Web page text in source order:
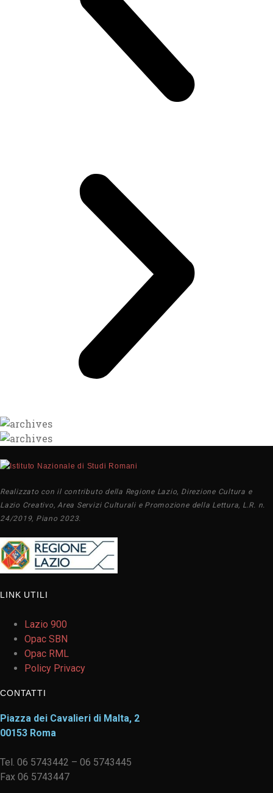
Realizzato con il contributo della Regione Lazio, Direzione Cultura e
Lazio Creativo, Area Servizi Culturali e Promozione della Lettura, L.R. n.
24/2019, Piano 2023.
LINK UTILI
Lazio 900
Opac SBN
Opac RML
Policy Privacy
CONTATTI
Piazza dei Cavalieri di Malta, 2
00153 Roma
Tel. 06 5743442 – 06 5743445
Fax 06 5743447